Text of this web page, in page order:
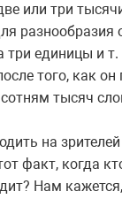
или три
три единицы и
того, как
тысяч
на
факт, когда
Нам